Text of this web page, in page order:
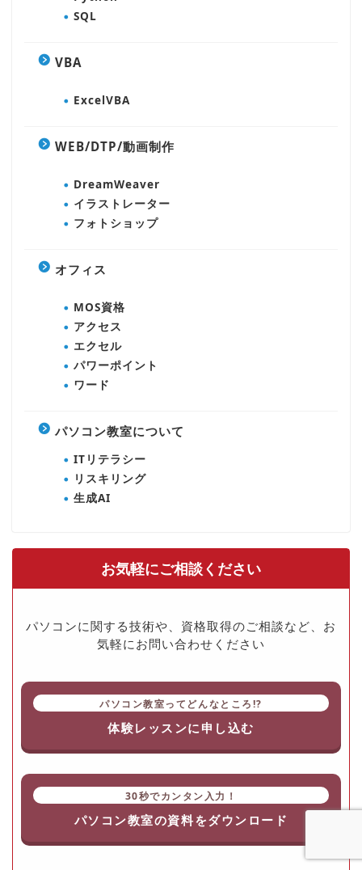
SQL
VBA
ExcelVBA
WEB/DTP/動画制作
DreamWeaver
イラストレーター
フォトショップ
オフィス
MOS資格
アクセス
エクセル
パワーポイント
ワード
パソコン教室について
ITリテラシー
リスキリング
生成AI
お気軽にご相談ください
パソコンに関する技術や、資格取得のご相談など、お
気軽にお問い合わせください
パソコン教室ってどんなところ!?
体験レッスンに申し込む
30秒でカンタン入力！
パソコン教室の資料をダウンロード